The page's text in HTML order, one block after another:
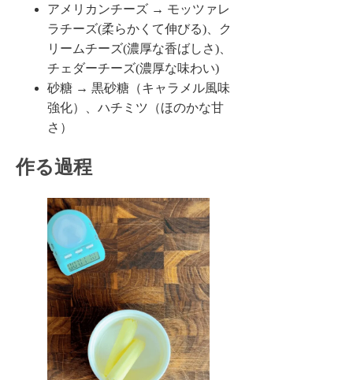
アメリカンチーズ → モッツァレ
ラチーズ(柔らかくて伸びる)、ク
リームチーズ(濃厚な香ばしさ)、
チェダーチーズ(濃厚な味わい)
砂糖 → 黒砂糖（キャラメル風味
強化）、ハチミツ（ほのかな甘
さ）
作る過程